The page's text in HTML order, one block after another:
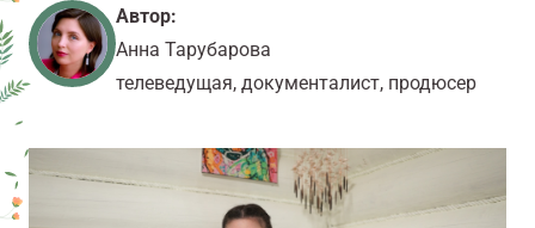
Автор:
Анна Тарубарова
телеведущая, документалист, продюсер